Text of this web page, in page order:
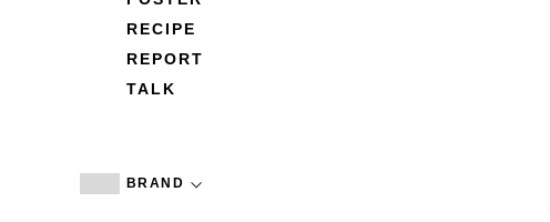
RECIPE
REPORT
TALK
BRAND